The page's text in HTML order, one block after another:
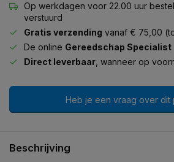
Op werkdagen voor 22.00 uur
verstuurd
Gratis verzending vanaf € 75,00
De online Gereedschap Specialist
Direct leverbaar , wanneer op
Heb je een vraag over dit
Beschrijving